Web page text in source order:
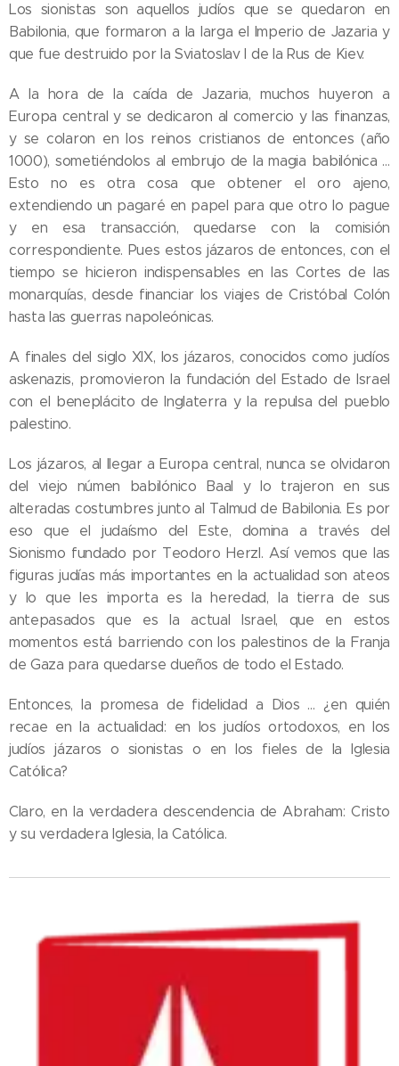
Los sionistas son aquellos judíos que se quedaron en
Babilonia, que formaron a la larga el Imperio de Jazaria y
que fue destruido por la Sviatoslav I de la Rus de Kiev.
A la hora de la caída de Jazaria, muchos huyeron a
Europa central y se dedicaron al comercio y las finanzas,
y se colaron en los reinos cristianos de entonces (año
1000), sometiéndolos al embrujo de la magia babilónica …
Esto no es otra cosa que obtener el oro ajeno,
extendiendo un pagaré en papel para que otro lo pague
y en esa transacción, quedarse con la comisión
correspondiente. Pues estos jázaros de entonces, con el
tiempo se hicieron indispensables en las Cortes de las
monarquías, desde financiar los viajes de Cristóbal Colón
hasta las guerras napoleónicas.
A finales del siglo XIX, los jázaros, conocidos como judíos
askenazis, promovieron la fundación del Estado de Israel
con el beneplácito de Inglaterra y la repulsa del pueblo
palestino.
Los jázaros, al llegar a Europa central, nunca se olvidaron
del viejo númen babilónico Baal y lo trajeron en sus
alteradas costumbres junto al Talmud de Babilonia. Es por
eso que el judaísmo del Este, domina a través del
Sionismo fundado por Teodoro Herzl. Así vemos que las
figuras judías más importantes en la actualidad son ateos
y lo que les importa es la heredad, la tierra de sus
antepasados que es la actual Israel, que en estos
momentos está barriendo con los palestinos de la Franja
de Gaza para quedarse dueños de todo el Estado.
Entonces, la promesa de fidelidad a Dios … ¿en quién
recae en la actualidad: en los judíos ortodoxos, en los
judíos jázaros o sionistas o en los fieles de la Iglesia
Católica?
Claro, en la verdadera descendencia de Abraham: Cristo
y su verdadera Iglesia, la Católica.